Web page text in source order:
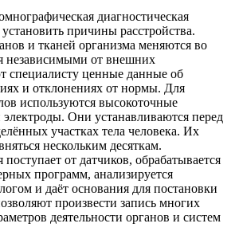
диагностическая
причины расстройства.
и тканей организма меняются во
независимыми от внешних
специалисту ценные данные об
и отклонениях от нормы. Для
используются высокоточные
Они устанавливаются перед
участках тела человека. Их
нескольким десяткам.
от датчиков, обрабатывается
программ, анализируется
и даёт основания для постановки
произвести запись многих
деятельности органов и систем